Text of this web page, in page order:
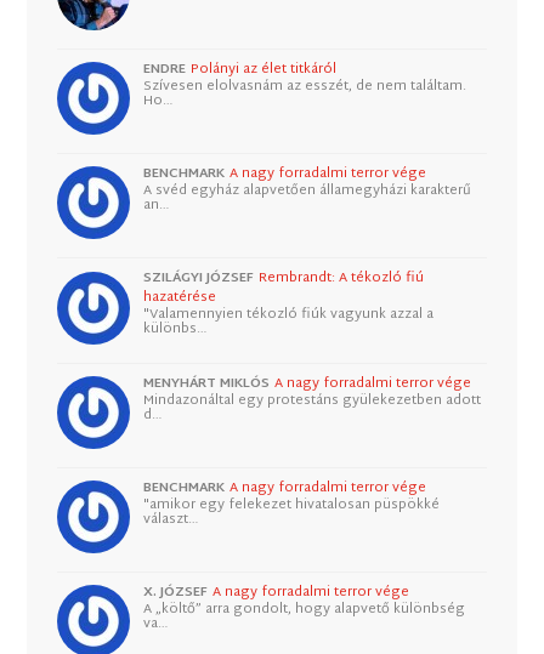
ENDRE Polányi az élet titkáról
Szívesen elolvasnám az esszét, de nem találtam.
Ho…
BENCHMARK A nagy forradalmi terror vége
A svéd egyház alapvetően államegyházi karakterű
an…
SZILÁGYI JÓZSEF Rembrandt: A tékozló fiú
hazatérése
"Valamennyien tékozló fiúk vagyunk azzal a
különbs…
MENYHÁRT MIKLÓS A nagy forradalmi terror vége
Mindazonáltal egy protestáns gyülekezetben adott
d…
BENCHMARK A nagy forradalmi terror vége
"amikor egy felekezet hivatalosan püspökké
választ…
X. JÓZSEF A nagy forradalmi terror vége
A „költő” arra gondolt, hogy alapvető különbség
va…